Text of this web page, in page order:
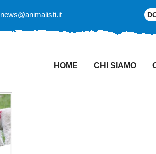
news@animalisti.it
HOME CHI SIAMO